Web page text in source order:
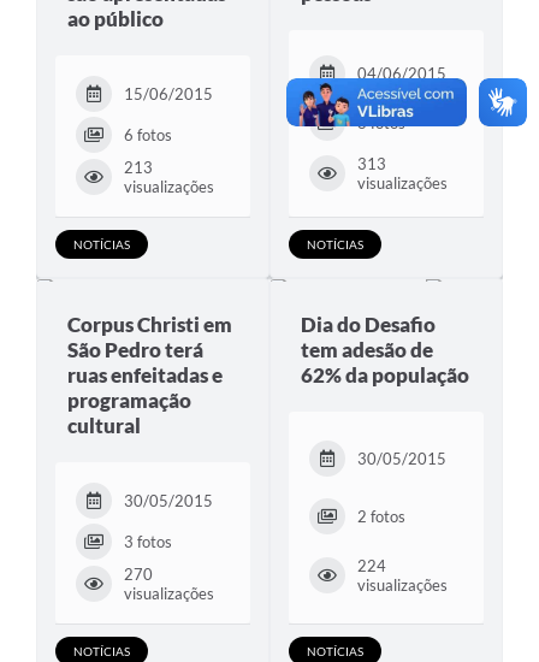
ao público
15/06/2015
6 fotos
213
visualizações
NOTÍCIAS
04/06/2015
8 fotos
313
visualizações
NOTÍCIAS
Corpus Christi em
São Pedro terá
ruas enfeitadas e
programação
cultural
30/05/2015
3 fotos
270
visualizações
NOTÍCIAS
Dia do Desafio
tem adesão de
62% da população
30/05/2015
2 fotos
224
visualizações
NOTÍCIAS